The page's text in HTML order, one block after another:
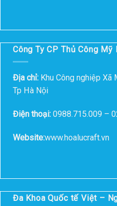
Công Ty CP Thủ Công Mỹ
Địa chỉ: Khu Công nghiệp Xã
Tp Hà Nội
Điện thoại: 0988.715.009 –
Website:www.hoalucraft.vn
Đa Khoa Quốc tế Việt –